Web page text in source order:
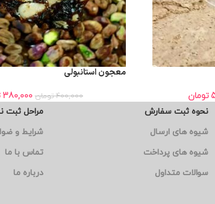
تومان
معجون استانبولی
400,000 تومان 380,000
مراحل ثبت
شرایط و
تماس با ما
درباره ما
نحوه ثبت سفارش
شیوه های ارسال
شیوه های پرداخت
سوالات متداول